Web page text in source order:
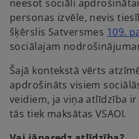
neesot sociāli
personas izvēle, nevis
šķērslis Satversmes 109.
sociālajam
Šajā kontekstā vērts
apdrošināts visiem
veidiem, ja viņa atlīdzība
tās tiek maksātas VSAOI.